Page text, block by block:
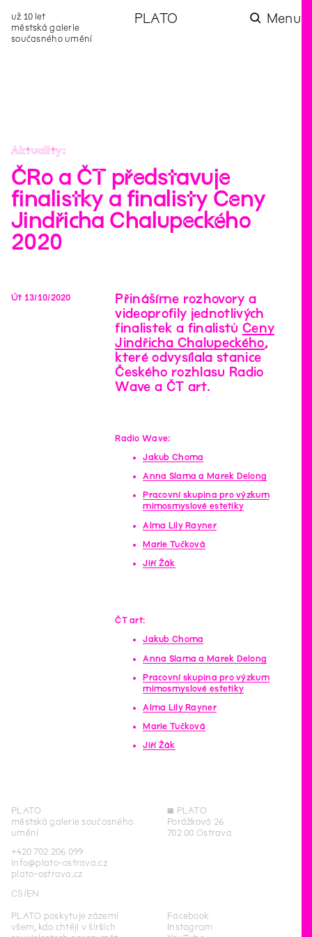
už 10 let
městská galerie
současného umění
PLATO Menu
Aktuality
ČRo a ČT představuje
finalistky a finalisty Ceny
Jindřicha Chalupeckého
2020
Út 13/10/2020
Přinášíme rozhovory a
videoprofily jednotlivých
finalistek a finalistůCeny
Jindřicha Chalupeckého,
které odvysílala stanice
Českého rozhlasu Radio
Wave a ČT art.
Radio Wave:
Jakub Choma
Anna Slama a Marek Delong
Pracovní skupina pro výzkum
mimosmyslové estetiky
Alma Lily Rayner
Marie Tučková
Jiří Žák
ČT art:
Jakub Choma
Anna Slama a Marek Delong
Pracovní skupina pro výzkum
mimosmyslové estetiky
Alma Lily Rayner
Marie Tučková
Jiří Žák
PLATO
městská galerie současného
umění
+420 702 206 099
info@plato-ostrava.cz
plato-ostrava.cz
CS EN
◊ PLATO
Porážková 26
702 00 Ostrava
PLATO poskytuje zázemí
všem, kdo chtějí v širších
Facebook
Instagram